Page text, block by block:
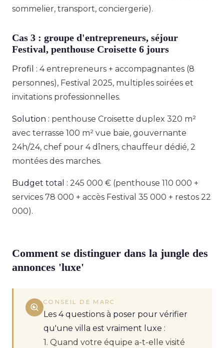
sommelier, transport, conciergerie).
Cas 3 : groupe d'entrepreneurs, séjour
Festival, penthouse Croisette 6 jours
Profil : 4 entrepreneurs + accompagnantes (8
personnes), Festival 2025, multiples soirées et
invitations professionnelles.
Solution : penthouse Croisette duplex 320 m²
avec terrasse 100 m² vue baie, gouvernante
24h/24, chef pour 4 dîners, chauffeur dédié, 2
montées des marches.
Budget total : 245 000 € (penthouse 110 000 +
services 78 000 + accès Festival 35 000 + restos 22
000).
Comment se distinguer dans la jungle des
annonces 'luxe'
CONSEIL DE MARC
Les 4 questions à poser pour vérifier
qu'une villa est vraiment luxe :
1. Quand votre équipe a-t-elle visité